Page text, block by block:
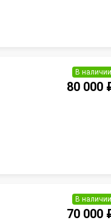
В наличии
80 000
В наличии
70 000